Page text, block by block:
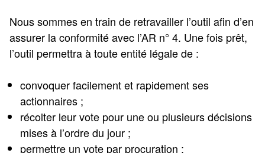
Nous sommes en train de retravailler l’outil afin d’en
assurer la conformité avec l’AR n° 4. Une fois prêt,
l’outil permettra à toute entité légale de :
convoquer facilement et rapidement ses
actionnaires ;
récolter leur vote pour une ou plusieurs décisions
mises à l’ordre du jour ;
permettre un vote par procuration ;